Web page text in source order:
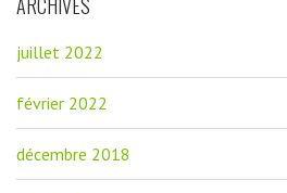
ARCHIVES
juillet 2022
février 2022
décembre 2018